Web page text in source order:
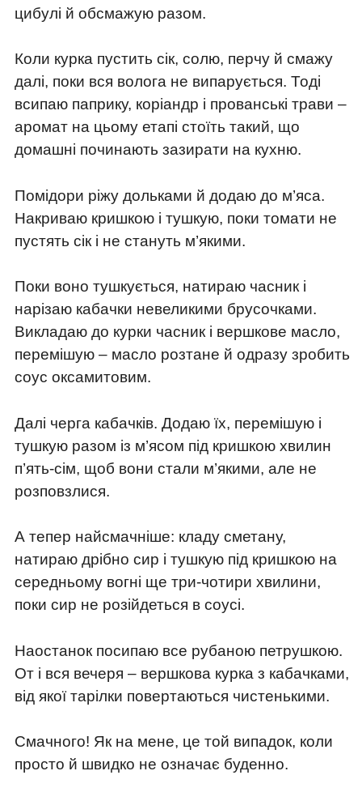
цибулі й обсмажую разом.
Коли курка пустить сік, солю, перчу й смажу
далі, поки вся волога не випарується. Тоді
всипаю паприку, коріандр і прованські трави –
аромат на цьому етапі стоїть такий, що
домашні починають зазирати на кухню.
Помідори ріжу дольками й додаю до м’яса.
Накриваю кришкою і тушкую, поки томати не
пустять сік і не стануть м’якими.
Поки воно тушкується, натираю часник і
нарізаю кабачки невеликими брусочками.
Викладаю до курки часник і вершкове масло,
перемішую – масло розтане й одразу зробить
соус оксамитовим.
Далі черга кабачків. Додаю їх, перемішую і
тушкую разом із м’ясом під кришкою хвилин
п’ять-сім, щоб вони стали м’якими, але не
розповзлися.
А тепер найсмачніше: кладу сметану,
натираю дрібно сир і тушкую під кришкою на
середньому вогні ще три-чотири хвилини,
поки сир не розійдеться в соусі.
Наостанок посипаю все рубаною петрушкою.
От і вся вечеря – вершкова курка з кабачками,
від якої тарілки повертаються чистенькими.
Смачного! Як на мене, це той випадок, коли
просто й швидко не означає буденно.